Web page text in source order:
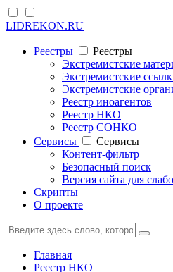
LIDREKON.RU
Реестры
Реестры
Экстремистские
Экстремистские
Экстремистские
Реестр иноагентов
Реестр НКО
Реестр СОНКО
Cервисы
Cервисы
Контент-фильтр
Безопасный поиск
Версия сайта для
Скрипты
О проекте
Главная
Реестр НКО